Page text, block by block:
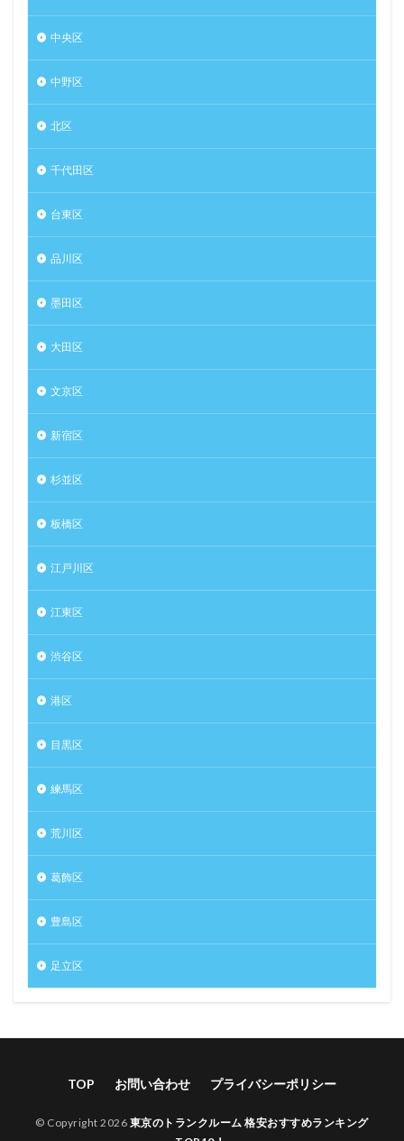
中央区
中野区
北区
千代田区
台東区
品川区
墨田区
大田区
文京区
新宿区
杉並区
板橋区
江戸川区
江東区
渋谷区
港区
目黒区
練馬区
荒川区
葛飾区
豊島区
足立区
TOP お問い合わせ プライバシーポリシー
© Copyright 2026 東京のトランクルーム 格安おすすめランキング